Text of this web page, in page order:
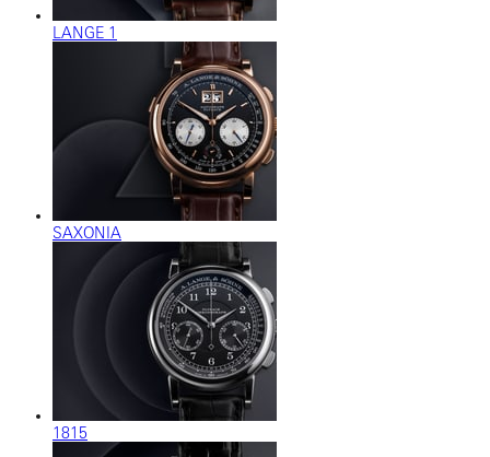
LANGE 1
SAXONIA
1815